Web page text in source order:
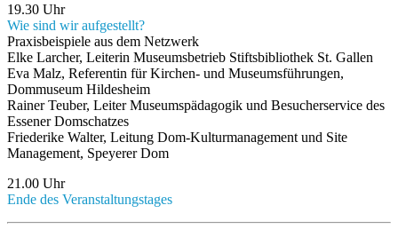
19.30 Uhr
Wie sind wir aufgestellt?
Praxisbeispiele aus dem Netzwerk
Elke Larcher, Leiterin Museumsbetrieb Stiftsbibliothek St. Gallen
Eva Malz, Referentin für Kirchen- und Museumsführungen,
Dommuseum Hildesheim
Rainer Teuber, Leiter Museumspädagogik und Besucherservice des
Essener Domschatzes
Friederike Walter, Leitung Dom-Kulturmanagement und Site
Management, Speyerer Dom
21.00 Uhr
Ende des Veranstaltungstages